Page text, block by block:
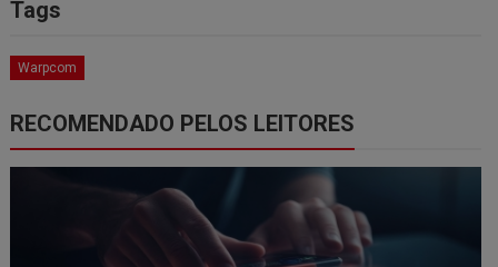
Tags
Warpcom
RECOMENDADO PELOS LEITORES